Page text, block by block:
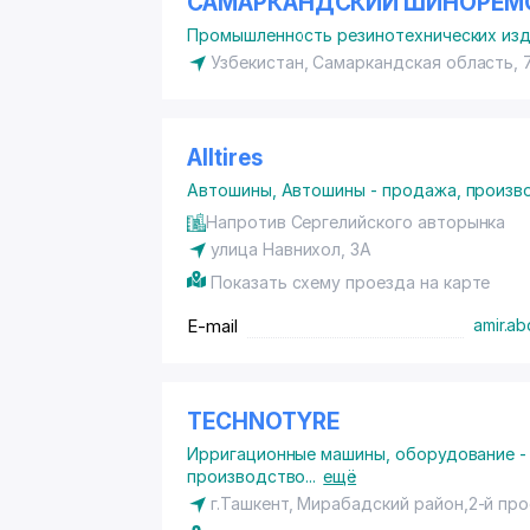
Промышленность резинотехнических
Узбекистан, Самаркандская
Alltires
Автошины Автошины - продажа,
Напротив Сергелийского авторынка
улица Навнихол, 3А
Показать схему проезда на карте
E-mail
TECHNOTYRE
Ирригационные машины, оборудование
производство... ещё
г.Ташкент, Мирабадский район ,2-й